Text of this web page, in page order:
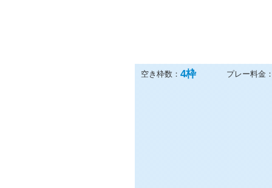
空き枠数： 4枠 プレー料金